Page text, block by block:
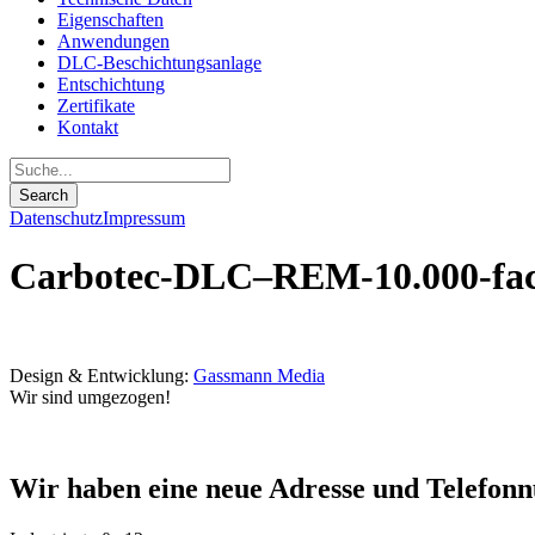
Eigenschaften
Anwendungen
DLC-Beschichtungsanlage
Entschichtung
Zertifikate
Kontakt
DatenschutzImpressum
Carbotec-DLC–REM-10.000-
Design & Entwicklung: Gassmann Media
Wir sind umgezogen!
Wir haben eine neue Adresse und